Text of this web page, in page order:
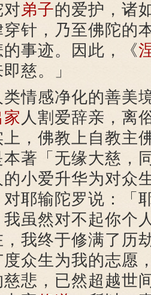
弟子的爱护，诸
针，乃至佛陀的
的事迹。因此，《
慈。」
感净化的善美
家 人割爱辞亲，离
，佛教上自教主
著「无缘大慈，
小爱升华为对众
耶输陀罗说：「
虽然对不起你个
我终于修满了历
众生为我的志愿
慈悲，已然超越世